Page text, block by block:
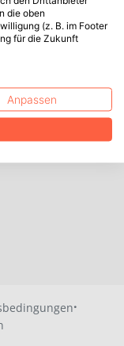
·
die oben
(z. B. im Footer
für die Zukunft
Anpassen